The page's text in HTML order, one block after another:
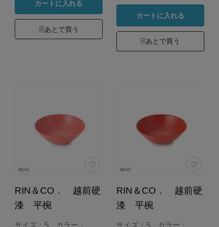
カートに入れる
あとで買う
カートに入れる
あとで買う
RIN＆CO． 越前硬
漆 平椀
サイズ：S カラー：
RIN＆CO． 越前硬
漆 平椀
サイズ：S カラー：